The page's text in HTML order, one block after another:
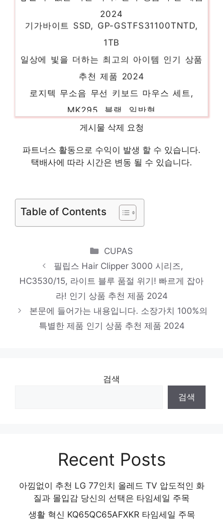
기가바이트 SSD, GP-GSTFS31100TNTD,
1TB
일상에 빛을 더하는 최고의 아이템 인기 상품
추천 제품 2024
로지텍 무소음 무선 키보드 마우스 세트,
MK295, 블랙, 일반형
당신만의 독특한 스타일링 인기 상품 추천 제
품 2024
VANKYO Leisure 200 빔프로젝터 초소형
미니빔 1080P 지원 품질보증 1년
품 2024
삼성전자 그랑데 드럼 세탁기
센스있는 선물, 지금 만나보세요! 인기 상품
추천 제품 2024
다이슨 디지털 슬림 무선 청소기, 니켈,
448865-01
레이
당신만의 특별한 아이템! 인기 상품 추천 제
게시물 삭제 요청
파트너스 활동으로 수익이 발생 할 수 있습니다.
택배사에 따라 시간은 변동 될 수 있습니다.
Table of Contents
Categories
CUPAS
필립스 Hair Clipper 3000 시리즈,
HC3530/15, 라이트 블루 품절 위기! 빠르게 잡아
라! 인기 상품 추천 제품 2024
본문에 들어가는 내용입니다. 소장가치 100%의
특별한 제품 인기 상품 추천 제품 2024
검색
검색
Recent Posts
아낌없이 추천 LG 77인치 올레드 TV 압도적인 화
질과 몰입감 당신의 선택은 타임세일 주목
생활 혁신 KQ65QC65AFXKR 타임세일 주목